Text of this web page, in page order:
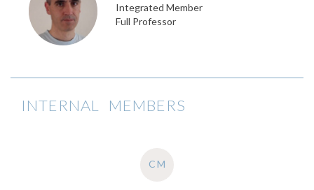
Integrated Member
Full Professor
INTERNAL MEMBERS
CM